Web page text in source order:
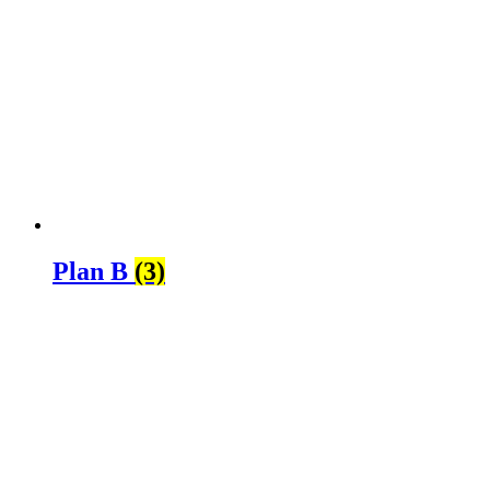
Plan B (3)